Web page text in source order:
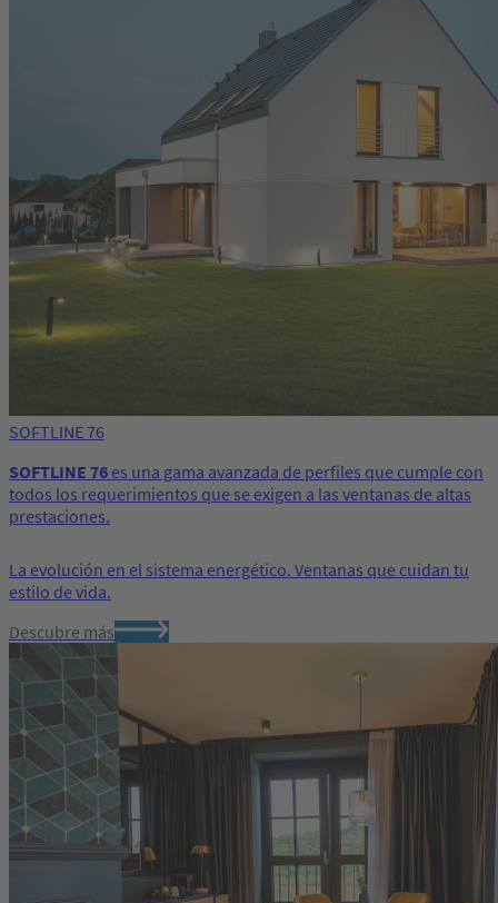
SOFTLINE 76
SOFTLINE 76 es una gama avanzada de perfiles que cumple con
todos los requerimientos que se exigen a las ventanas de altas
prestaciones.
La evolución en el sistema energético. Ventanas que cuidan tu
estilo de vida.
Descubre más